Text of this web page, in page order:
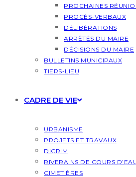
PROCHAINES
PROCÈS-VERBAUX
DÉLIBÉRATIONS
ARRÊTÉS DU MAIRE
DÉCISIONS DU MAIRE
BULLETINS MUNICIPAUX
TIERS-LIEU
CADRE DE VIE
URBANISME
PROJETS ET TRAVAUX
DICRIM
RIVERAINS DE COURS
CIMETIÈRES